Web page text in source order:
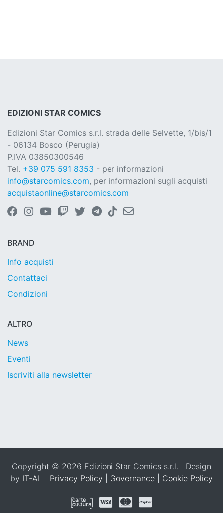
EDIZIONI STAR COMICS
Edizioni Star Comics s.r.l. strada delle Selvette, 1/bis/1
- 06134 Bosco (Perugia)
P.IVA 03850300546
Tel. +39 075 591 8353 - per informazioni
info@starcomics.com, per informazioni sugli acquisti
acquistaonline@starcomics.com
BRAND
Info acquisti
Contattaci
Condizioni
ALTRO
News
Eventi
Iscriviti alla newsletter
Copyright © 2026 Edizioni Star Comics s.r.l. | Design
by IT-AL Privacy Policy Governance Cookie Policy